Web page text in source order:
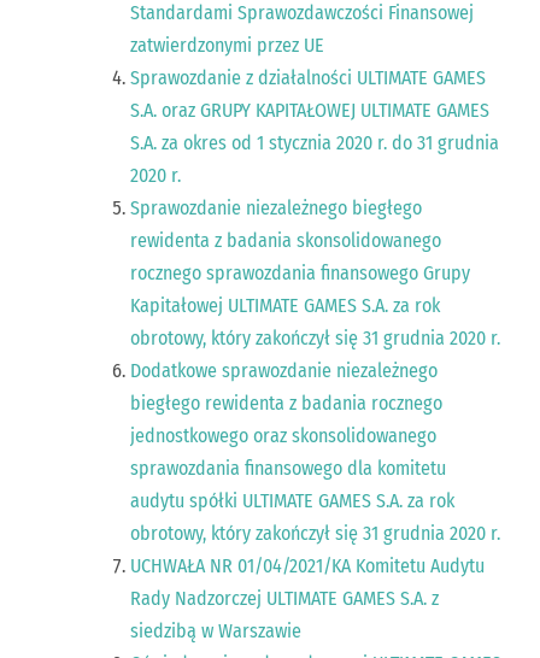
Standardami Sprawozdawczości Finansowej
zatwierdzonymi przez UE
Sprawozdanie z działalności ULTIMATE GAMES
S.A. oraz GRUPY KAPITAŁOWEJ ULTIMATE GAMES
S.A. za okres od 1 stycznia 2020 r. do 31 grudnia
2020 r.
Sprawozdanie niezależnego biegłego
rewidenta z badania skonsolidowanego
rocznego sprawozdania finansowego Grupy
Kapitałowej ULTIMATE GAMES S.A. za rok
obrotowy, który zakończył się 31 grudnia 2020 r.
Dodatkowe sprawozdanie niezależnego
biegłego rewidenta z badania rocznego
jednostkowego oraz skonsolidowanego
sprawozdania finansowego dla komitetu
audytu spółki ULTIMATE GAMES S.A. za rok
obrotowy, który zakończył się 31 grudnia 2020 r.
UCHWAŁA NR 01/04/2021/KA Komitetu Audytu
Rady Nadzorczej ULTIMATE GAMES S.A. z
siedzibą w Warszawie